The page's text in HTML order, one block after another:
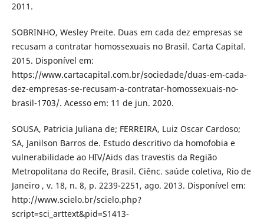
2011.
SOBRINHO, Wesley Preite. Duas em cada dez empresas se
recusam a contratar homossexuais no Brasil. Carta Capital.
2015. Disponível em:
https://www.cartacapital.com.br/sociedade/duas-em-cada-
dez-empresas-se-recusam-a-contratar-homossexuais-no-
brasil-1703/. Acesso em: 11 de jun. 2020.
SOUSA, Patricia Juliana de; FERREIRA, Luiz Oscar Cardoso;
SA, Janilson Barros de. Estudo descritivo da homofobia e
vulnerabilidade ao HIV/Aids das travestis da Região
Metropolitana do Recife, Brasil. Ciênc. saúde coletiva, Rio de
Janeiro , v. 18, n. 8, p. 2239-2251, ago. 2013. Disponível em:
http://www.scielo.br/scielo.php?
script=sci_arttext&pid=S1413-